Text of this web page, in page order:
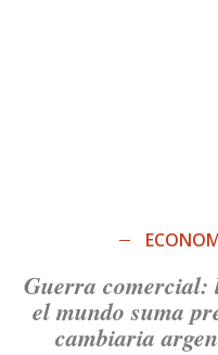
Guerra comercial:
el mundo suma
cambiaria